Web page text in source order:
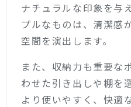
ナチュラルな印象を与
プルなものは、清潔感
空間を演出します。
また、収納力も重要な
わせた引き出しや棚を
より使いやすく、快適